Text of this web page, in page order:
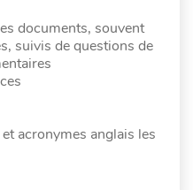
documents, souvent
suivis de questions de
acronymes anglais les